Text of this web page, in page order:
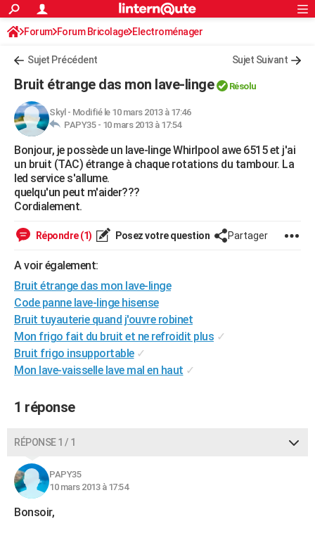
ACTUALITÉS
Politique
Société
Faits Divers
Education
Monde
Villes
+
FINANCE
Retraite
Impôts
Epargne
Immobilier
Risques naturels par ville
Banque
Assurance
Crédit
AUTO
Essais
Réserver un essai
Citadines
Berlines
SUV
Forum auto
+HIGH-TECH
Mobiles
Meilleur smartphone
Internet
Ordinateurs
Jeux vidéo
Guide high-tech
+BRICOLAGE
Forum
Aménagement intérieur
Extérieur
Cuisine
Salle de bains
Jardinage
Rangement
Guides de France
Escapades
Patrimoine
Expositions
Musées
Week-end nature
Art de vivre
Bien-être
Loisirs
Mode
Modes de vie
Alimentation
Guide de la santé
Maladies
Médicaments
Sommeil
VOYAGE
Destinations
Voyage nature
Voyage de noces
PHOTO
GUIDES D'ACHAT
CARTE DE VOEUX
Carte de Noël
Carte Bonne année
Carte Saint-Valentin
Carte Pâques
Carte d'anniversaire
DICTIONNAIRE
Dictionnaire
Biographies
Citations
Expressions
Proverbes
PROGRAMME TV
S'inscrire
Connexion
Forum Forum Bricolage Electroménager
Sujet Précédent Sujet Suivant
Bruit étrange das mon lave-linge Résolu
Skyl - Modifié le 10 mars 2013 à 17:46
PAPY35 - 10 mars 2013 à 17:54
Bonjour, je possède un lave-linge Whirlpool awe 6515 et j'ai
un bruit (TAC) étrange à chaque rotations du tambour. La
led service s'allume.
quelqu'un peut m'aider???
Cordialement.
Répondre (1) Posez votre question Partager
A voir également:
Bruit étrange das mon lave-linge
Code panne lave-linge hisense
Bruit tuyauterie quand j'ouvre robinet
Mon frigo fait du bruit et ne refroidit plus ✓
Bruit frigo insupportable ✓
Mon lave-vaisselle lave mal en haut ✓
1 réponse
RÉPONSE 1 / 1
PAPY35
10 mars 2013 à 17:54
Bonsoir,